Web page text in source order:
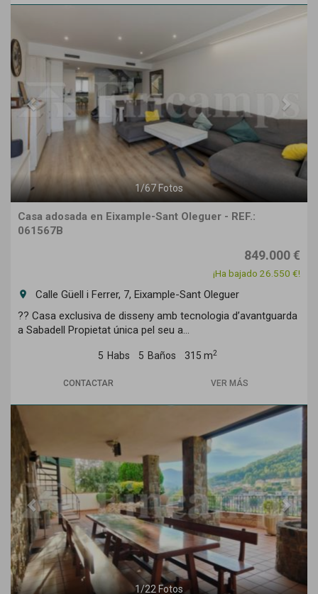
1/67Fotos
Casa adosada en Eixample-Sant Oleguer - REF.:
061567B
849.000 €
¡Ha bajado 26.550 €!
room
Calle Güell i Ferrer, 7, Eixample-Sant Oleguer
?? Casa exclusiva de disseny amb tecnologia d’avantguarda
a Sabadell Propietat única pel seu a...
5 Habs 5 Baños 315 m2
CONTACTAR VER MÁS
Next
1 /22 Fotos